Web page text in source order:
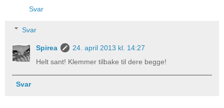
Svar
Svar
Spirea
24. april 2013 kl. 14:27
Helt sant! Klemmer tilbake til dere begge!
Svar